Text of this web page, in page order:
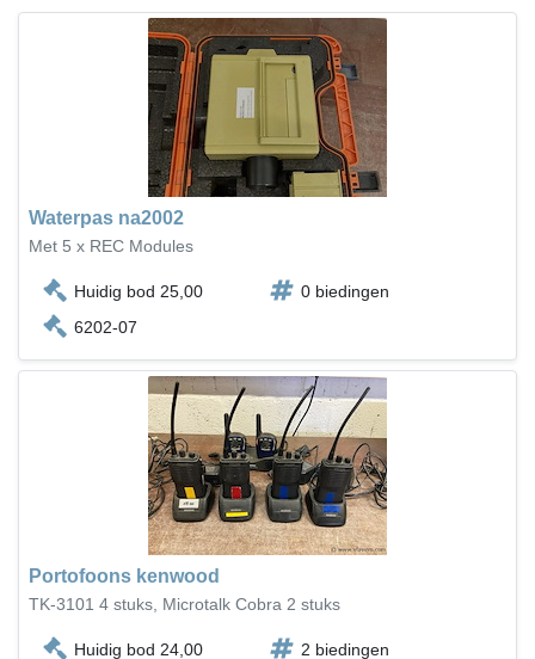
Waterpas na2002
Met 5 x REC Modules
Huidig bod 25,00
0 biedingen
6202-07
Portofoons kenwood
TK-3101 4 stuks, Microtalk Cobra 2 stuks
Huidig bod 24,00
2 biedingen